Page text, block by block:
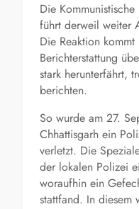
Die
führt derweil weiter
Die Reaktion
Berichterstattung
stark herunterfährt,
berichten.
So wurde am 27.
Chhattisgarh ein
verletzt. Die
der lokalen Polizei
woraufhin ein
stattfand. In diesem